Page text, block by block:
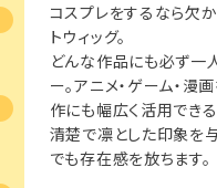
コスプレをするなら欠
トウィッグ。
どんな作品にも必ず一
ー。アニメ・ゲーム・漫
作にも幅広く活用でき
清楚で凛とした印象を
でも存在感を放ちます。